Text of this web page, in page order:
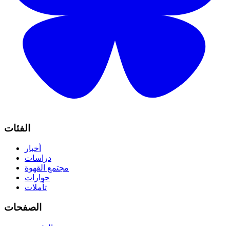
الفئات
أخبار
دراسات
مجتمع القهوة
حوارات
تأملات
الصفحات